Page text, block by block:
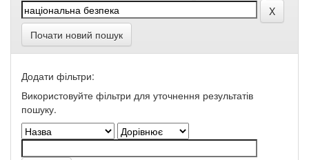
Почати новий пошук
Додати фільтри:
Використовуйте фільтри для уточнення результатів
пошуку.